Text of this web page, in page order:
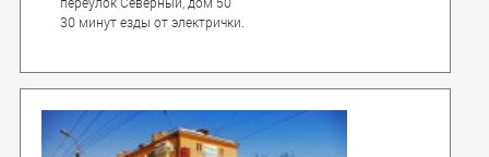
30 минут езды от электрички.